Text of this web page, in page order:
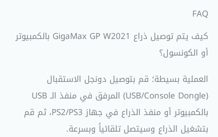
FAQ
كيف يتم توصيل ذراع GigaMax GP W2021 بالكمبيوتر
أو الكونسول؟
العملية بسيطة؛ قم بتوصيل دونجل الاستقبال
(USB/Console Dongle) المرفق في منفذ الـ USB
بالكمبيوتر أو منفذ الذراع في جهاز PS2/PS3، ثم قم
بتشغيل الذراع وسيتصل تلقائياً وبسرعة.